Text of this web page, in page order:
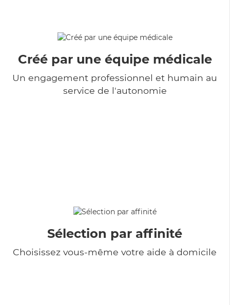
Créé par une équipe médicale
Un engagement professionnel et humain au
service de l'autonomie
Sélection par affinité
Choisissez vous-même votre aide à domicile